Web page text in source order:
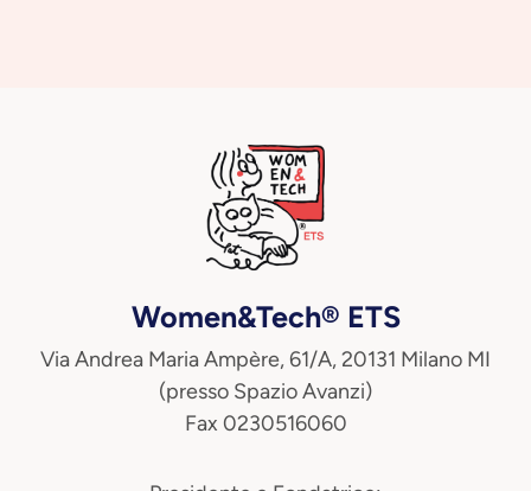
Women&Tech® ETS
Via Andrea Maria Ampère, 61/A, 20131 Milano MI
(presso Spazio Avanzi)
Fax 0230516060